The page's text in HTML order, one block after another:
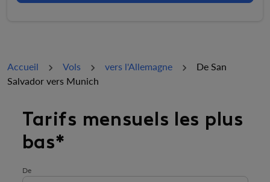
Accueil Vols vers l'Allemagne
De San
Salvador vers Munich
Tarifs mensuels les plus
bas*
De
Essayez de mettre à jour votre itinéraire (origine et/